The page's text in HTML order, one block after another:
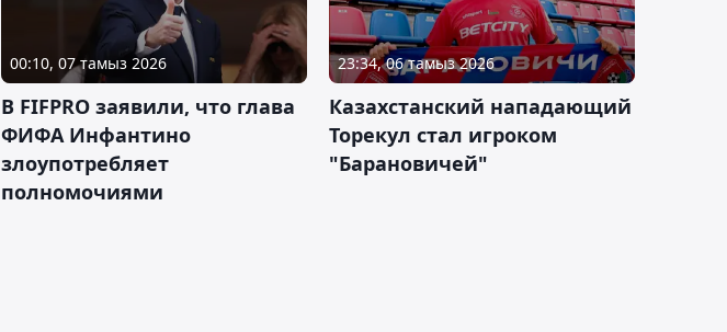
00:10, 07 тамыз 2026
В FIFPRO заявили, что глава
ФИФА Инфантино
злоупотребляет
полномочиями
23:34, 06 тамыз 2026
Казахстанский нападающий
Торекул стал игроком
"Барановичей"